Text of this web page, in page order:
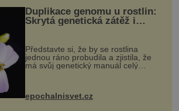
Duplikace genomu u rostlin:
Skrytá genetická zátěž i
Představte si, že by se rostlina
jednou ráno probudila a zjistila, že
má svůj genetický manuál celý
vstupenka...
epochalnisvet.cz